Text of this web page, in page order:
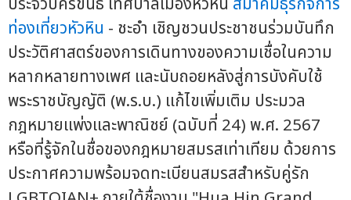
ท่องเที่ยวหัวหิน - ชะอำ เชิญชวนประชาชนร่วมบันทึก
ประวัติศาสตร์ของการเดินทางของความเชื่อในความ
หลากหลายทางเพศ และนับถอยหลังสู่การบังคับใช้
พระราชบัญญัติ (พ.ร.บ.) แก้ไขเพิ่มเติม ประมวล
กฎหมายแพ่งและพาณิชย์ (ฉบับที่ 24) พ.ศ. 2567
หรือที่รู้จักในชื่อของกฎหมายสมรสเท่าเทียม ด้วยการ
ประกาศความพร้อมจดทะเบียนสมรสสำหรับคู่รัก